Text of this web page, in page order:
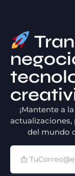
¡Mantente a
actualizaciones,
del mundo